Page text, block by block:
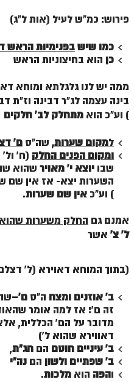
פירוש: כמ"ש לעיל (אות ל"ג)
כמו שישבפנימיות הראש
כן הוא בחיצוניות הראש
ממה יש לנו גלגלתא ומוחא
בינה עצמה לג"ר דבינה וז"ת
) וע"כ הוא מתחלק לב' חלקים
למקום שערות, שה"ס ם'
ומקום הפנים החלק (ח'
שבו יוצא י' מאויר שהוא
השערות יצא- אז אין שם
) וע"כ אין שם שערות.
אמנם גם החלק משערות שהוא
ל' צ' אשר
(בתוך המוחא דאוירא (ל'
ב' אוזנים ומצח ה"ס ם'–
זה ם'! אז למה אומר
מדובר על הם' הכללית,
דאווירא שהוא ל')
ב' עיניים חוטם הם חג"ת,
ב' שפתיים ולשון הם נה"י
והפה הוא מלכות.